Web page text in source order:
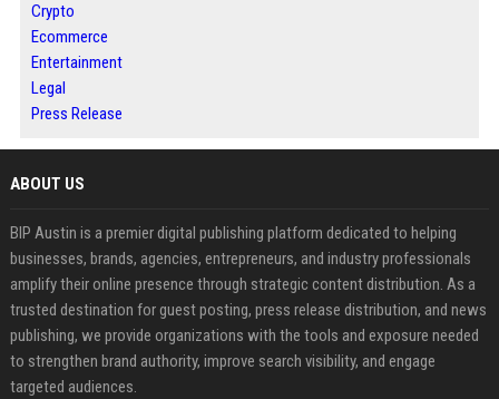
Crypto
Ecommerce
Entertainment
Legal
Press Release
ABOUT US
BIP Austin is a premier digital publishing platform dedicated to helping
businesses, brands, agencies, entrepreneurs, and industry professionals
amplify their online presence through strategic content distribution. As a
trusted destination for guest posting, press release distribution, and news
publishing, we provide organizations with the tools and exposure needed
to strengthen brand authority, improve search visibility, and engage
targeted audiences.